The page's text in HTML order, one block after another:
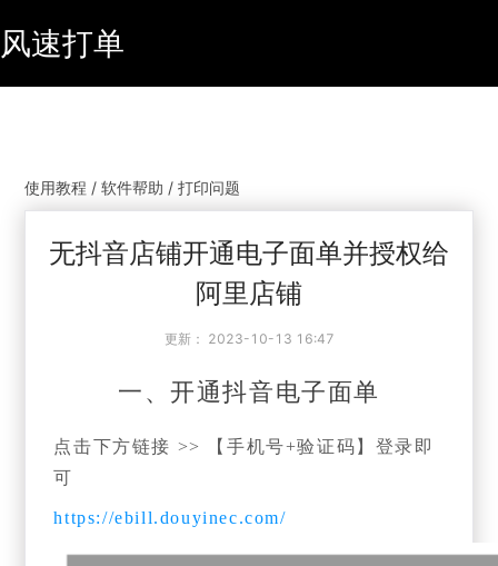
风速打单
使用教程 / 软件帮助 / 打印问题
无抖音店铺开通电子面单并授权给
阿里店铺
更新： 2023-10-13 16:47
一、开通抖音电子面单
点击下方链接 >> 【手机号+验证码】登录即
可
https://ebill.douyinec.com/